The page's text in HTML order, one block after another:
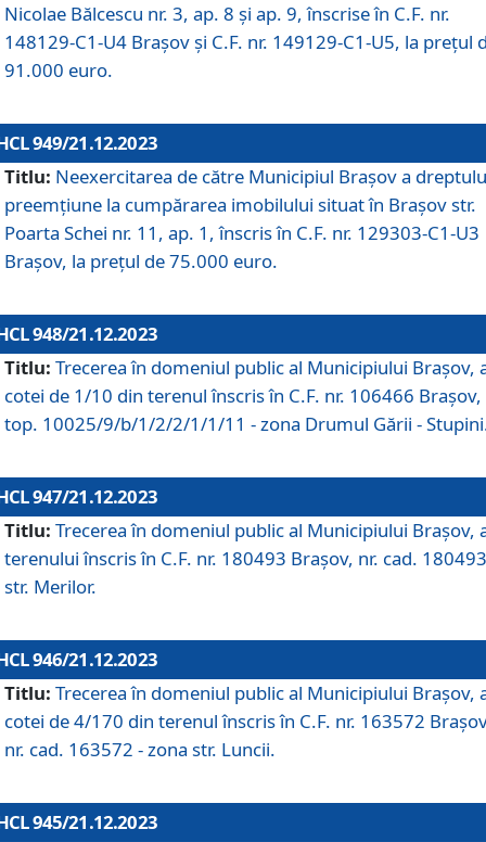
Nicolae Bălcescu nr. 3, ap. 8 și ap. 9, înscrise în C.F. nr.
148129-C1-U4 Brașov și C.F. nr. 149129-C1-U5, la prețul
91.000 euro.
949/21.12.2023
Titlu: Neexercitarea de către Municipiul Brașov a
preemțiune la cumpărarea imobilului situat în Brașov str.
Poarta Schei nr. 11, ap. 1, înscris în C.F. nr. 129303-C1-U3
Brașov, la prețul de 75.000 euro.
948/21.12.2023
Titlu: Trecerea în domeniul public al Municipiului Braşov,
cotei de 1/10 din terenul înscris în C.F. nr. 106466 Brașov,
top. 10025/9/b/1/2/2/1/1/11 - zona Drumul Gării -
947/21.12.2023
Titlu: Trecerea în domeniul public al Municipiului Braşov,
terenului înscris în C.F. nr. 180493 Brașov, nr. cad.
str. Merilor.
946/21.12.2023
Titlu: Trecerea în domeniul public al Municipiului Braşov,
cotei de 4/170 din terenul înscris în C.F. nr. 163572
nr. cad. 163572 - zona str. Luncii.
945/21.12.2023